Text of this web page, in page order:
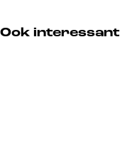
Ook interessant